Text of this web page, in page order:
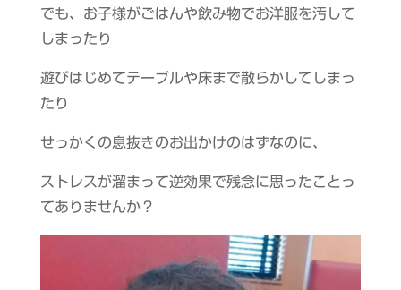
でも、お子様がごはんや飲み物でお洋服を汚して
しまったり
遊びはじめてテーブルや床まで散らかしてしまっ
たり
せっかくの息抜きのお出かけのはずなのに、
ストレスが溜まって逆効果で残念に思ったことっ
てありませんか？